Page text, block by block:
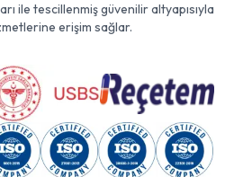
ile tescillenmiş güvenilir altyapısıyla
erişim sağlar.